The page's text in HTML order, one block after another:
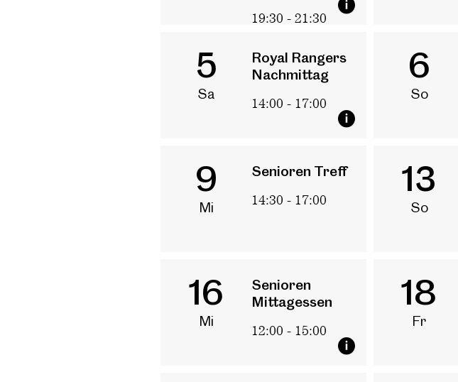
19:30 - 21:30
5
Sa
Royal Rangers
Nachmittag
14:00 - 17:00
6
So
9
Mi
Senioren Treff
14:30 - 17:00 13
So
16
Mi
Senioren
Mittagessen
12:00 - 15:00
18
Fr